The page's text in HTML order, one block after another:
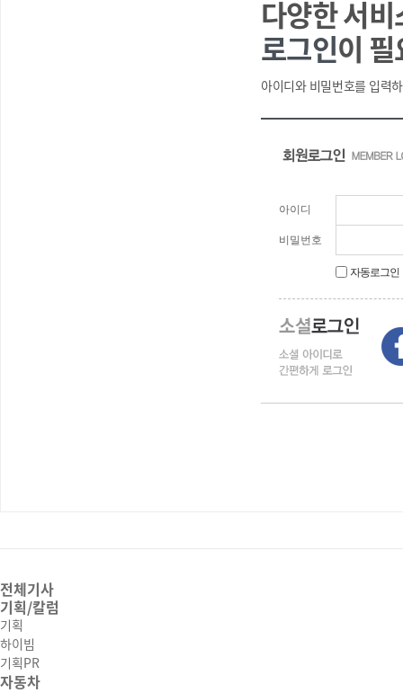
다양한 서
로그인이 필
아이디와 비밀번호를 입력
아이디
비밀번호
자동로그인
전체기사
기획/칼럼
기획
하이빔
기획PR
자동차